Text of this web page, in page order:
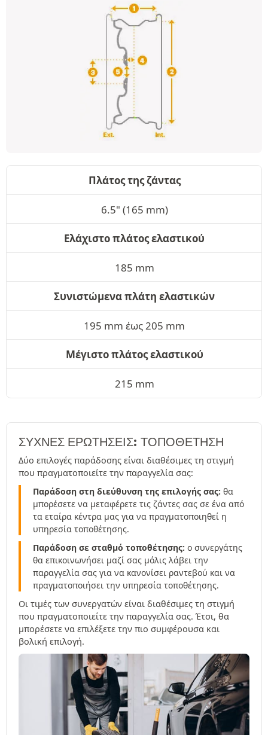
Πλάτος της ζάντας
6.5" (165 mm)
Ελάχιστο πλάτος ελαστικού
185 mm
Συνιστώμενα πλάτη ελαστικών
195 mm έως 205 mm
Μέγιστο πλάτος ελαστικού
215 mm
ΣΥΧΝΈΣ ΕΡΩΤΉΣΕΙΣ: ΤΟΠΟΘΕΤΗΣΗ
Δύο επιλογές παράδοσης είναι διαθέσιμες τη στιγμή
που πραγματοποιείτε την παραγγελία σας:
Παράδοση στη διεύθυνση της επιλογής σας: θα
μπορέσετε να μεταφέρετε τις ζάντες σας σε ένα από
τα εταίρα κέντρα μας για να πραγματοποιηθεί η
υπηρεσία τοποθέτησης.
Παράδοση σε σταθμό τοποθέτησης: ο συνεργάτης
θα επικοινωνήσει μαζί σας μόλις λάβει την
παραγγελία σας για να κανονίσει ραντεβού και να
πραγματοποιήσει την υπηρεσία τοποθέτησης.
Οι τιμές των συνεργατών είναι διαθέσιμες τη στιγμή
που πραγματοποιείτε την παραγγελία σας. Έτσι, θα
μπορέσετε να επιλέξετε την πιο συμφέρουσα και
βολική επιλογή.